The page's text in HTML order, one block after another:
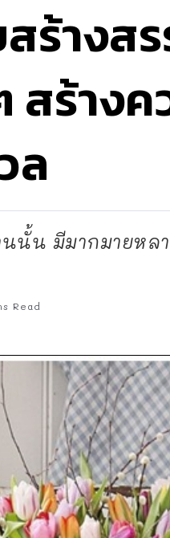
สร้างส
สร้าง
ล
นนั้น มีมากมายห
Read